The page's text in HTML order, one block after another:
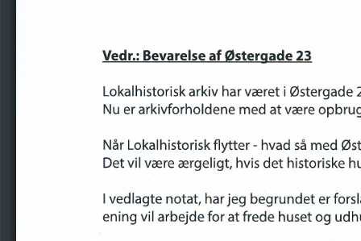
Vedr.: Bevarelse af østergade 23
Lokalhistorisk arkiv har været i østergade
Nu er arkivforholdene med at være
Når Lokalhistorisk flytter - hvad så med
Det vil være ærgeligt, hvis det historiske
I vedlagte notat, har jeg begrundet er
ening vil arbejde for at frede huset og